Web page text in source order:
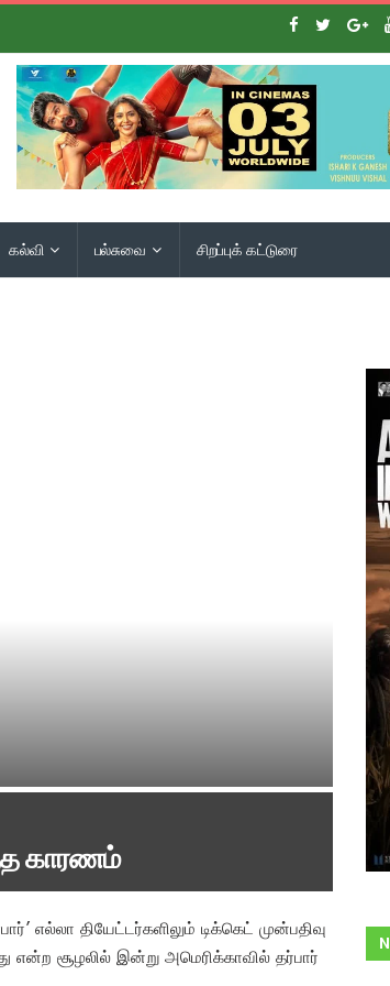
கல்வி பல்சுவை சிறப்புக் கட்டுரை
காரணம்
எல்லா தியேட்டர்களிலும் டிக்கெட் முன்பதிவு
என்ற சூழலில் இன்று அமெரிக்காவில் தர்பார்